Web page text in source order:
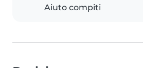
Aiuto compiti